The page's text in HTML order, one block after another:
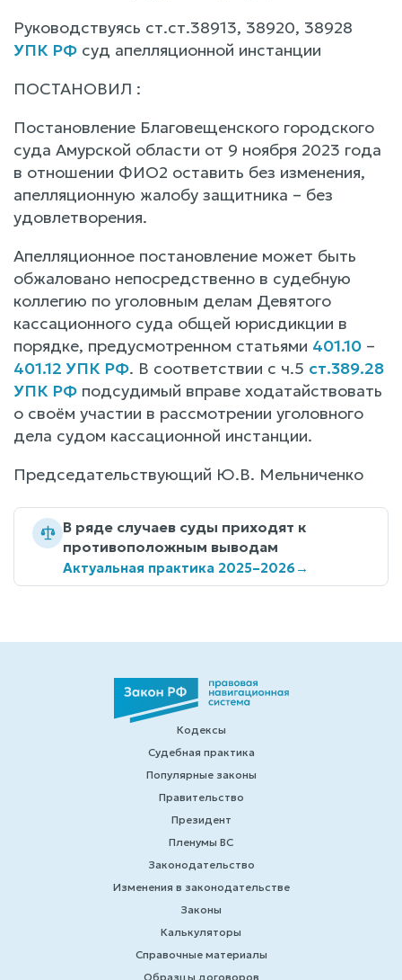
Руководствуясь ст.ст.38913, 38920, 38928
УПК РФ суд апелляционной инстанции
ПОСТАНОВИЛ :
Постановление Благовещенского городского
суда Амурской области от 9 ноября 2023 года
в отношении ФИО2 оставить без изменения,
апелляционную жалобу защитника – без
удовлетворения.
Апелляционное постановление может быть
обжаловано непосредственно в судебную
коллегию по уголовным делам Девятого
кассационного суда общей юрисдикции в
порядке, предусмотренном статьями 401.10 –
401.12 УПК РФ. В соответствии с ч.5 ст.389.28
УПК РФ подсудимый вправе ходатайствовать
о своём участии в рассмотрении уголовного
дела судом кассационной инстанции.
Председательствующий Ю.В. Мельниченко
В ряде случаев суды приходят к
противоположным выводам
Актуальная практика 2025–2026→
Кодексы
Судебная практика
Популярные законы
Правительство
Президент
Пленумы ВС
Законодательство
Изменения в законодательстве
Законы
Калькуляторы
Справочные материалы
Образцы договоров